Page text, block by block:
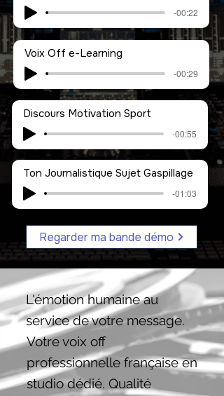
-00:22
Voix Off e-Learning
-00:29
Discours Motivation Sport
-00:55
Ton Journalistique Sujet Gaspillage
-01:03
Regarder ma bande démo
L'émotion humaine au
service de votre message.
Votre voix off
professionnelle française en
studio dédié. Qualité